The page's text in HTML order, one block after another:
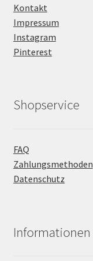
Kontakt
Impressum
Instagram
Pinterest
Shopservice
FAQ
Zahlungsmethoden
Datenschutz
Informationen